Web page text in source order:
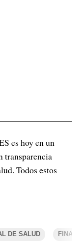
es hoy en un
transparencia
Todos estos
DE SALUD